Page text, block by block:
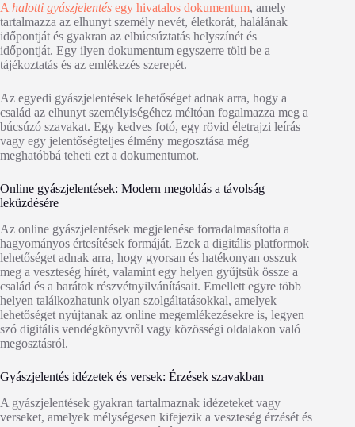
A halotti gyászjelentés egy hivatalos dokumentum, amely
tartalmazza az elhunyt személy nevét, életkorát, halálának
időpontját és gyakran az elbúcsúztatás helyszínét és
időpontját. Egy ilyen dokumentum egyszerre tölti be a
tájékoztatás és az emlékezés szerepét.
Az egyedi gyászjelentések lehetőséget adnak arra, hogy a
család az elhunyt személyiségéhez méltóan fogalmazza meg a
búcsúzó szavakat. Egy kedves fotó, egy rövid életrajzi leírás
vagy egy jelentőségteljes élmény megosztása még
meghatóbbá teheti ezt a dokumentumot.
Online gyászjelentések: Modern megoldás a távolság
leküzdésére
Az online gyászjelentések megjelenése forradalmasította a
hagyományos értesítések formáját. Ezek a digitális platformok
lehetőséget adnak arra, hogy gyorsan és hatékonyan osszuk
meg a veszteség hírét, valamint egy helyen gyűjtsük össze a
család és a barátok részvétnyilvánításait. Emellett egyre több
helyen találkozhatunk olyan szolgáltatásokkal, amelyek
lehetőséget nyújtanak az online megemlékezésekre is, legyen
szó digitális vendégkönyvről vagy közösségi oldalakon való
megosztásról.
Gyászjelentés idézetek és versek: Érzések szavakban
A gyászjelentések gyakran tartalmaznak idézeteket vagy
verseket, amelyek mélységesen kifejezik a veszteség érzését és